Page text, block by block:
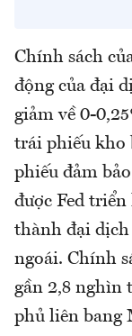
Chính sách
động của đại
giảm về 0-
trái phiếu kho
phiếu đảm
được Fed
thành đại dịch
ngoái. Chính
gần 2,8 nghìn
phủ liên bang